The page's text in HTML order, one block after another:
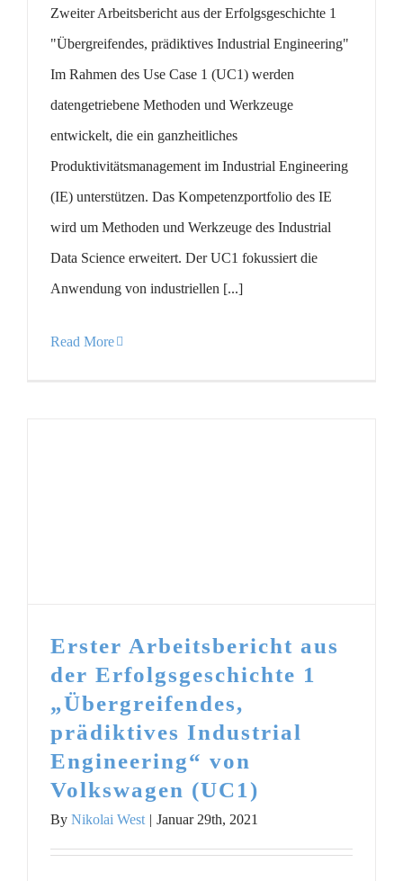
Zweiter Arbeitsbericht aus der Erfolgsgeschichte 1
"Übergreifendes, prädiktives Industrial Engineering"
Im Rahmen des Use Case 1 (UC1) werden
datengetriebene Methoden und Werkzeuge
entwickelt, die ein ganzheitliches
Produktivitätsmanagement im Industrial Engineering
(IE) unterstützen. Das Kompetenzportfolio des IE
wird um Methoden und Werkzeuge des Industrial
Data Science erweitert. Der UC1 fokussiert die
Anwendung von industriellen [...]
Read More
Erster Arbeitsbericht aus
der Erfolgsgeschichte 1
„Übergreifendes,
prädiktives Industrial
Engineering“ von
Volkswagen (UC1)
By Nikolai West | Januar 29th, 2021